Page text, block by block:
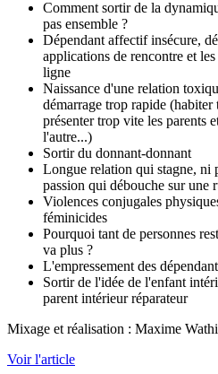
Comment sortir de la
pas ensemble ?
Dépendant affectif insécure,
applications de rencontre et
ligne
Naissance d'une relation
démarrage trop rapide (habiter
présenter trop vite les parents
l'autre...)
Sortir du donnant-donnant
Longue relation qui stagne, ni
passion qui débouche sur une
Violences conjugales
féminicides
Pourquoi tant de personnes
va plus ?
L'empressement des
Sortir de l'idée de l'enfant
parent intérieur réparateur
Mixage et réalisation : Maxime
Voir l'article